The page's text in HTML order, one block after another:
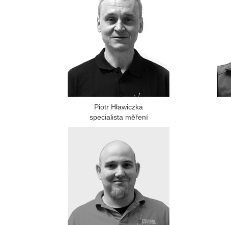
Piotr Hławiczka
specialista měření